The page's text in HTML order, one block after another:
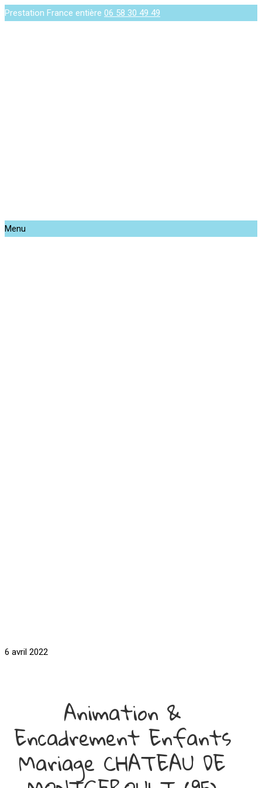
Prestation France entière 06 58 30 49 49
Menu
6 avril 2022
Animation &
Encadrement Enfants
Mariage CHATEAU DE